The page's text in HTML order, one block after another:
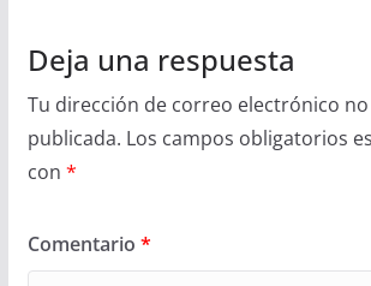
Deja una respuesta
Tu dirección de correo electrónico
publicada. Los campos obligatorios
con *
Comentario *